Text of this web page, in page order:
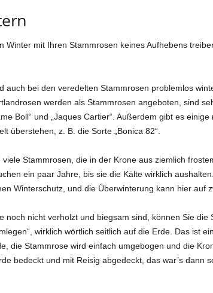
Winter mit Ihren Stammrosen keines Aufhebens
auch bei den veredelten Stammrosen problemlos
werden als Stammrosen angeboten, sind
Boll“ und „Jaques Cartier“. Außerdem gibt es
überstehen, z. B. die Sorte „Bonica 82“.
viele Stammrosen, die in der Krone aus ziemlich
ein paar Jahre, bis sie die Kälte wirklich
Winterschutz, und die Überwinterung kann hier auf
noch nicht verholzt und biegsam sind, können Sie die
wirklich wörtlich seitlich auf die Erde. Das ist
die Stammrose wird einfach umgebogen und die
bedeckt und mit Reisig abgedeckt, das war’s dann